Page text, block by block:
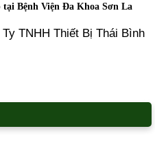
Bệnh Viện Đa Khoa Sơn La
TNHH Thiết Bị Thái Bình